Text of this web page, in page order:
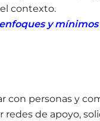
contexto.
y
con personas y
de apoyo,